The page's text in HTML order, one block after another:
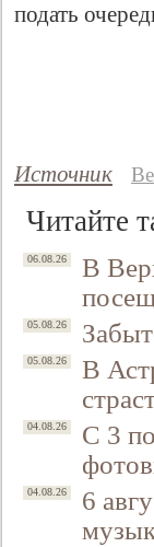
подать
Источник
Читайте
06.08.26
В
05.08.26
05.08.26
В
04.08.26
С 3
04.08.26
6